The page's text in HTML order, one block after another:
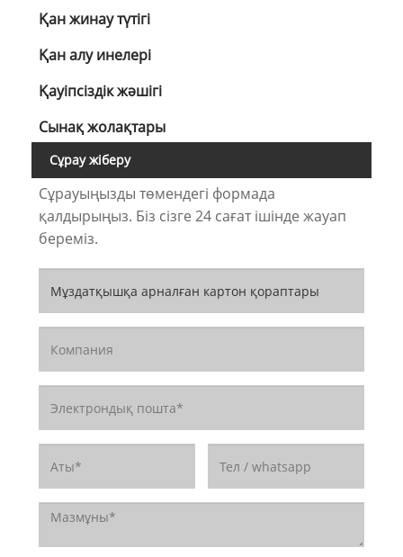
Қан жинау түтігі
Қан алу инелері
Қауіпсіздік жәшігі
Сынақ жолақтары
Сұрау жіберу
Сұрауыңызды төмендегі формада
қалдырыңыз. Біз сізге 24 сағат ішінде жауап
береміз.